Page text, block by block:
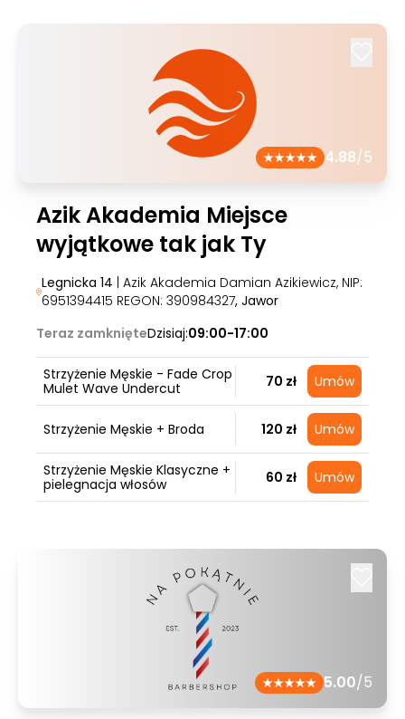
4.88/5
Azik Akademia Miejsce
wyjątkowe tak jak Ty
Legnicka 14 | Azik Akademia Damian Azikiewicz, NIP:
6951394415 REGON: 390984327, Jawor
Teraz zamknięteDzisiaj:09:00-17:00
Strzyżenie Męskie - Fade Crop
Mulet Wave Undercut
70 zł Umów
Strzyżenie Męskie + Broda 120 zł Umów
Strzyżenie Męskie Klasyczne +
pielegnacja włosów
60 zł Umów
5.00/5